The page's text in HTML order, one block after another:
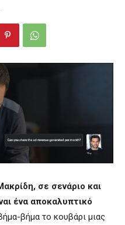
σε σενάριο και
ένα αποκαλυπτικό
βήμα το κουβάρι μιας